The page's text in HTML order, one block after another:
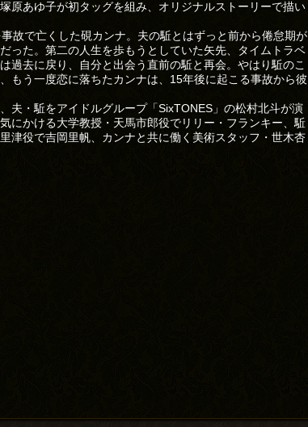
原あゆ子が初タッグを組み、オリジナルストーリーで描い
故で亡くした硯カンナ。夫の駈とはずっと前から倦怠期が
った。第二の人生を歩もうとしていた矢先、タイムトラベ
過去に戻り、自分と出会う直前の駈と再会。やはり駈のこ
もう一度恋に落ちたカンナは、15年後に起こる事故から彼
夫・駈をアイドルグループ「SixTONES」の松村北斗が演
にかける大学教授・天馬市郎役でリリー・フランキー、駈
津役で吉岡里帆、カンナと共に働く美術スタッフ・世木杏